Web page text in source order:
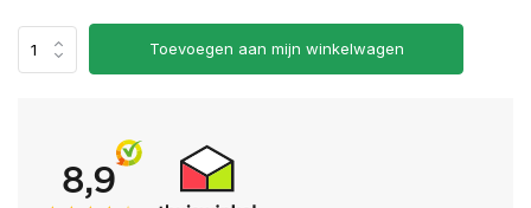
Toevoegen aan mijn winkelwagen